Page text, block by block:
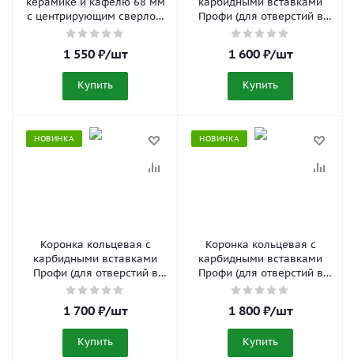
с центрирующим сверлом
Trio-Diamond 400068
1 550₽/шт
Купить
Профи (для отверстий в
нержавеющей стали) 68
1 600₽/шт
Купить
НОВИНКА
Коронка кольцевая с
карбидными вставками
Профи (для отверстий в
нержавеющей стали) 70
1 700₽/шт
Купить
НОВИНКА
Коронка кольцевая с
карбидными вставками
Профи (для отверстий в
нержавеющей стали) 73
1 800₽/шт
Купить